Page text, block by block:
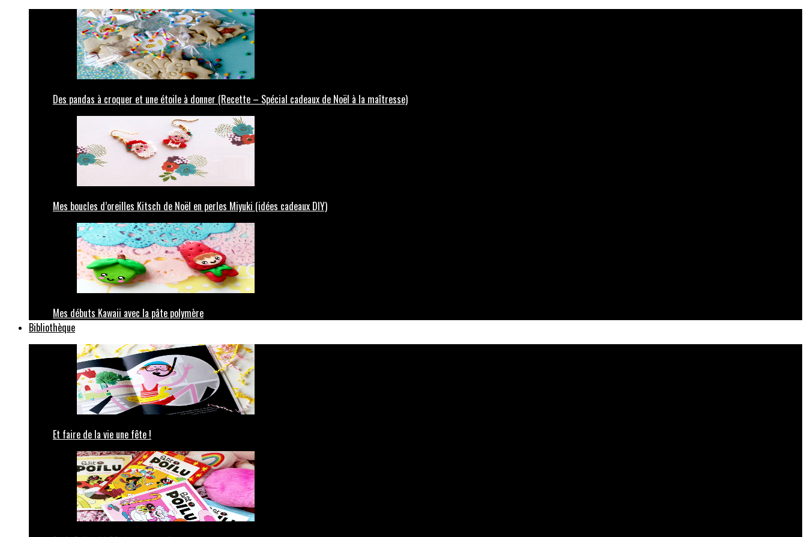
Des pandas à croquer et une étoile à donner (Recette – Spécial cadeaux de Noël à la maîtresse)
Mes boucles d’oreilles Kitsch de Noël en perles Miyuki (idées cadeaux DIY)
Mes débuts Kawaii avec la pâte polymère
Bibliothèque
Et faire de la vie une fête !